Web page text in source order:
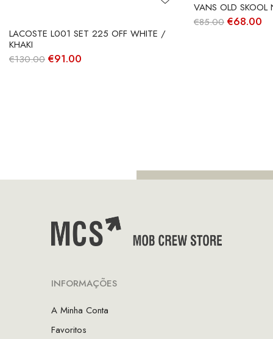
LACOSTE L001 SET 225 OFF WHITE /
KHAKI
€130.00 O
€91.00
VANS OLD SKOOL
€85.00 O
€68.00
INFORMAÇÕES
A Minha Conta
Favoritos